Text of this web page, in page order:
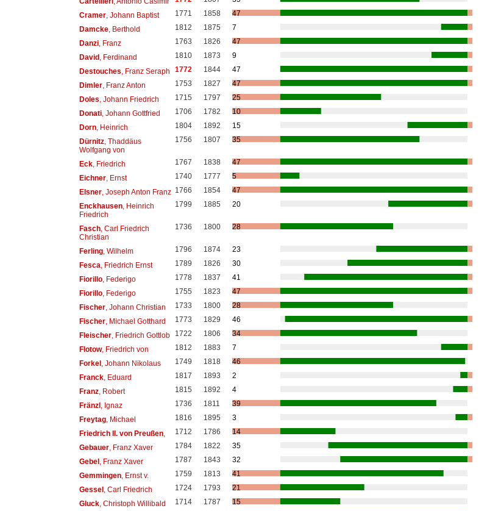
Cramer, Johann Baptist 1771 1858
47
Damcke, Berthold 1812 1875
7
Danzi, Franz 1763 1826
47
David, Ferdinand 1810 1873
9
Destouches , Franz Seraph 1772 1844
47
Dimler, Franz Anton 1753 1827
47
Doles , Johann Friedrich 1715 1797
25
Donati, Johann Gottfried 1706 1782
10
Dorn, Heinrich 1804 1892
15
Dürnitz, Thaddäus
Wolfgang von
1756 1807 35
Eck, Friedrich 1767 1838
47
Eichner, Ernst 1740 1777
5
Elsner, Joseph Anton Franz 1766 1854
47
Enckhausen, Heinrich
Friedrich
1799 1885 20
Fasch, Carl Friedrich
Christian
1736 1800 28
Ferling, Wilhelm 1796 1874
23
Fesca , Friedrich Ernst 1789 1826
30
Fiorillo, Federigo 1778 1837
41
Fiorillo, Federigo 1755 1823
47
Fischer, Johann Christian 1733 1800
28
Fischer, Michael Gotthard 1773 1829
46
Fleischer, Friedrich Gottlob 1722 1806
34
Flotow, Friedrich von 1812 1883
7
Forkel, Johann Nikolaus 1749 1818
46
Franck, Eduard 1817 1893
2
Franz, Robert 1815 1892
4
Fränzl, Ignaz 1736 1811
39
Freytag, Michael 1816 1895
3
Friedrich II. von Preußen, 1712 1786
14
Gebauer, Franz Xaver 1784 1822
35
Gebel, Franz Xaver 1787 1843
32
Gemmingen, Ernst v. 1759 1813
41
Gessel, Carl Friedrich 1724 1793
21
Gluck, Christoph Willibald 1714 1787
15